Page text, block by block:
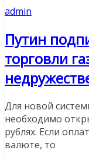
admin
Путин
торговли
Для новой
необходимо
рублях. Если
валюте, то